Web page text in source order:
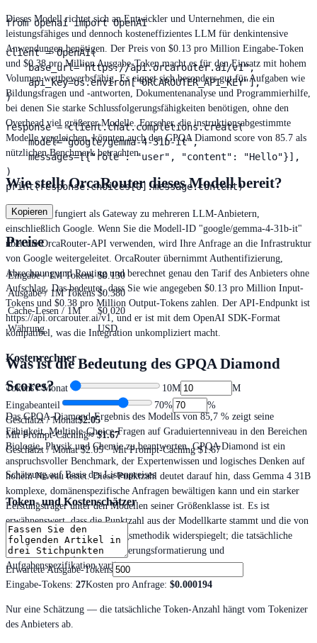
Dieses Modell richtet sich an Entwickler und Unternehmen, die ein
leistungsfähiges und dennoch kosteneffizientes LLM für denkintensive
Anwendungen benötigen. Der Preis von $0.13 pro Million Eingabe-Token
und $0.38 pro Million Ausgabe-Token macht es für den Einsatz mit hohem
Volumen wettbewerbsfähig. Es eignet sich besonders gut für Aufgaben wie
Bildungsfragen und -antworten, Dokumentenanalyse und Programmierhilfe,
bei denen Sie starke Schlussfolgerungsfähigkeiten benötigen, ohne den
Overhead viel größerer Modelle. Forscher, die instruktionsabgestimmte
Modelle vergleichen, könnten auch den GPQA Diamond score von 85.7 als
nützlichen Benchmark betrachten.
Wie stellt OrcaRouter dieses Modell bereit?
OrcaRouter fungiert als Gateway zu mehreren LLM-Anbietern,
einschließlich Google. Wenn Sie die Modell-ID "google/gemma-4-31b-it"
über die OrcaRouter-API verwenden, wird Ihre Anfrage an die Infrastruktur
von Google weitergeleitet. OrcaRouter übernimmt Authentifizierung,
Abrechnung und Routing und berechnet genau den Tarif des Anbieters ohne
Aufschlag. Das bedeutet, dass Sie wie angegeben $0.13 pro Million Input-
Tokens und $0.38 pro Million Output-Tokens zahlen. Der API-Endpunkt ist
https://api.orcarouter.ai/v1, und er ist mit dem OpenAI SDK-Format
kompatibel, was die Integration unkompliziert macht.
Was ist die Bedeutung des GPQA Diamond
Scores?
Das GPQA-Diamond-Ergebnis des Modells von 85,7 % zeigt seine
Fähigkeit, Multiple-Choice-Fragen auf Graduiertenniveau in den Bereichen
Biologie, Physik und Chemie zu beantworten. GPQA Diamond ist ein
anspruchsvoller Benchmark, der Expertenwissen und logisches Denken auf
hohem Niveau testet. Diese Punktzahl deutet darauf hin, dass Gemma 4 31B
komplexe, domänenspezifische Anfragen bewältigen kann und ein starker
Leistungsträger unter den Modellen seiner Größenklasse ist. Es ist
erwähnenswert, dass die Punktzahl aus der Modellkarte stammt und die von
Google verwendete Bewertungsmethodik widerspiegelt; die tatsächliche
Leistung kann je nach Aufforderungsformatierung und
Aufgabenspezifikation variieren.
from openai import OpenAI
client = OpenAI(
    base_url="https://api.orcarouter.ai/v1",
    api_key=os.environ["ORCAROUTER_API_KEY"],
)
response = client.chat.completions.create(
    model="google/gemma-4-31b-it",
    messages=[{"role": "user", "content": "Hello"}],
)
print(response.choices[0].message.content)
Kopieren
Preise
Eingabe / 1M Tokens $0.130
Ausgabe / 1M Tokens $0.380
Cache-Lesen / 1M
$0.020
Währung
USD
Kostenrechner
Tokens / Monat 10M
M
Eingabeanteil
70%
%
Geschätzt / Monat$2.05
Mit Prompt-Caching≈$1.67
Geschätzt / Monat $2.05· Mit Prompt-Caching $1.67
Schätzung auf Basis des Listenpreises
Token- und Kostenschätzer
Erwartete Ausgabe-Tokens
Eingabe-Tokens: 27Kosten pro Anfrage: $0.000194
Nur eine Schätzung — die tatsächliche Token-Anzahl hängt vom Tokenizer
des Anbieters ab.